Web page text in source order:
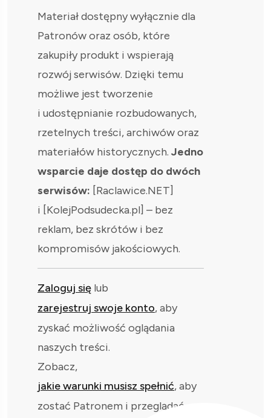
Materiał dostępny wyłącznie dla
Patronów oraz osób, które
zakupiły produkt i wspierają
rozwój serwisów. Dzięki temu
możliwe jest tworzenie
i udostępnianie rozbudowanych,
rzetelnych treści, archiwów oraz
materiałów historycznych. Jedno
wsparcie daje dostęp do dwóch
serwisów: [Raclawice.NET]
i [KolejPodsudecka.pl] – bez
reklam, bez skrótów i bez
kompromisów jakościowych.
Zaloguj się lub
zarejestruj swoje konto, aby
zyskać możliwość oglądania
naszych treści.
Zobacz,
jakie warunki musisz spełnić, aby
zostać Patronem i przeglądać